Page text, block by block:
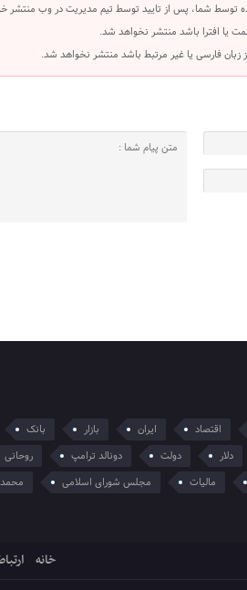
توسط شما، پس از تایید توسط تیم مدیریت در وب منتشر
یا افترا باشد منتشر نخواهد شد.
زبان فارسی یا غیر مرتبط باشد منتشر نخواهد شد.
اقتصاد ایران بازار بانک
دلار دولت دونالد ترامپ روحانی
مالیات مجلس شورای اسلامی
خانه